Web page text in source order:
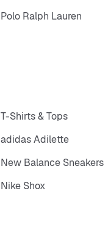
Polo Ralph Lauren
T-Shirts & Tops
adidas Adilette
New Balance Sneakers
Nike Shox